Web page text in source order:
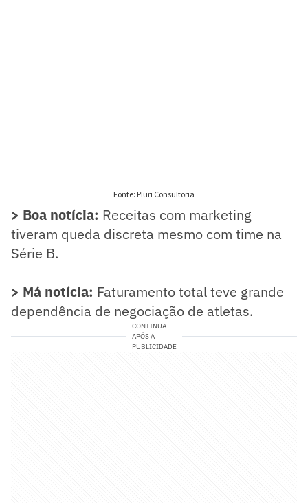
> Boa notícia: Receitas com marketing
tiveram queda discreta mesmo com time na
Série B.
> Má notícia: Faturamento total teve grande
dependência de negociação de atletas.
CONTINUA
APÓS A
PUBLICIDADE